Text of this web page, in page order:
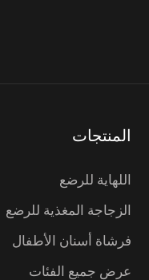
المنتجات
اللهاية للرضع
الزجاجة المغذية للرضع
فرشاة أسنان الأطفال
عرض جميع الفئات